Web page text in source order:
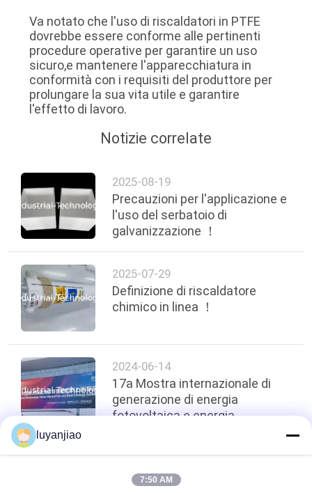
Va notato che l'uso di riscaldatori in PTFE
dovrebbe essere conforme alle pertinenti
procedure operative per garantire un uso
sicuro,e mantenere l'apparecchiatura in
conformità con i requisiti del produttore per
prolungare la sua vita utile e garantire
l'effetto di lavoro.
Notizie correlate
2025-08-19
Precauzioni per l'applicazione e
l'uso del serbatoio di
galvanizzazione ！
2025-07-29
Definizione di riscaldatore
chimico in linea ！
2024-06-14
17a Mostra internazionale di
generazione di energia
fotovoltaica e energia
top
luyanjiao
7:50 AM